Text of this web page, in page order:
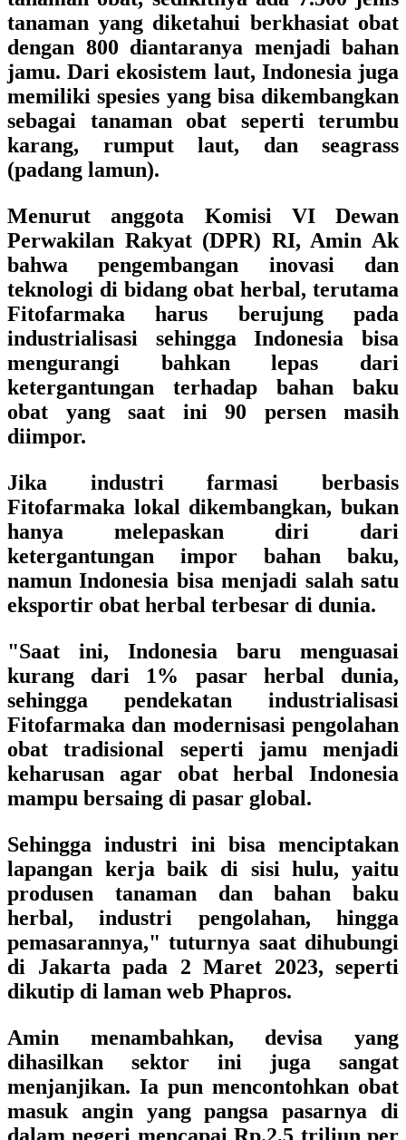
tanaman yang diketahui berkhasiat obat
dengan 800 diantaranya menjadi bahan
jamu. Dari ekosistem laut, Indonesia juga
memiliki spesies yang bisa dikembangkan
sebagai tanaman obat seperti terumbu
karang, rumput laut, dan seagrass
(padang lamun).
Menurut anggota Komisi VI Dewan
Perwakilan Rakyat (DPR) RI, Amin Ak
bahwa pengembangan inovasi dan
teknologi di bidang obat herbal, terutama
Fitofarmaka harus berujung pada
industrialisasi sehingga Indonesia bisa
mengurangi bahkan lepas dari
ketergantungan terhadap bahan baku
obat yang saat ini 90 persen masih
diimpor.
Jika industri farmasi berbasis
Fitofarmaka lokal dikembangkan, bukan
hanya melepaskan diri dari
ketergantungan impor bahan baku,
namun Indonesia bisa menjadi salah satu
eksportir obat herbal terbesar di dunia.
"Saat ini, Indonesia baru menguasai
kurang dari 1% pasar herbal dunia,
sehingga pendekatan industrialisasi
Fitofarmaka dan modernisasi pengolahan
obat tradisional seperti jamu menjadi
keharusan agar obat herbal Indonesia
mampu bersaing di pasar global.
Sehingga industri ini bisa menciptakan
lapangan kerja baik di sisi hulu, yaitu
produsen tanaman dan bahan baku
herbal, industri pengolahan, hingga
pemasarannya," tuturnya saat dihubungi
di Jakarta pada 2 Maret 2023, seperti
dikutip di laman web Phapros.
Amin menambahkan, devisa yang
dihasilkan sektor ini juga sangat
menjanjikan. Ia pun mencontohkan obat
masuk angin yang pangsa pasarnya di